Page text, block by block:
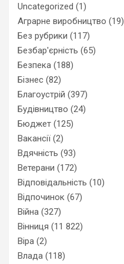
Uncategorized (1)
Аграрне виробництво (19)
Без рубрики (117)
Безбар'єрність (65)
Безпека (188)
Бізнес (82)
Благоустрій (397)
Будівництво (24)
Бюджет (125)
Вакансії (2)
Вдячність (93)
Ветерани (172)
Відповідальність (10)
Відпочинок (67)
Війна (327)
Вінниця (11 822)
Віра (2)
Влада (118)